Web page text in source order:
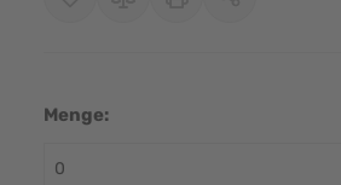
Menge: